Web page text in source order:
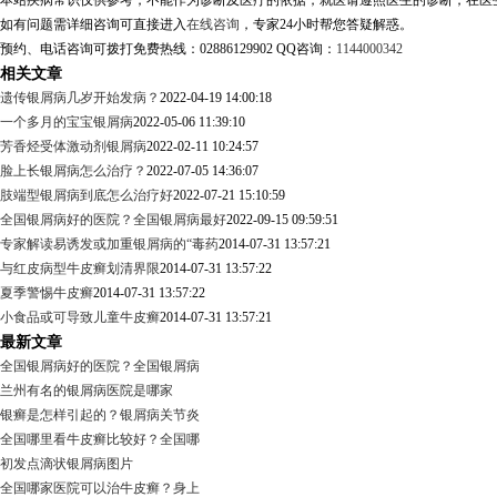
如有问题需详细咨询可直接进入在线咨询 ，专家24小时帮您答疑解惑。
预约、电话咨询可拨打免费热线：02886129902 QQ咨询： 1144000342
相关文章
遗传银屑病几岁开始发病？ 2022-04-19 14:00:18
一个多月的宝宝银屑病2022-05-06 11:39:10
芳香烃受体激动剂银屑病2022-02-11 10:24:57
脸上长银屑病怎么治疗？ 2022-07-05 14:36:07
肢端型银屑病到底怎么治疗好2022-07-21 15:10:59
全国银屑病好的医院？全国银屑病最好2022-09-15 09:59:51
专家解读易诱发或加重银屑病的“毒药2014-07-31 13:57:21
与红皮病型牛皮癣划清界限2014-07-31 13:57:22
夏季警惕牛皮癣2014-07-31 13:57:22
小食品或可导致儿童牛皮癣2014-07-31 13:57:21
最新文章
全国银屑病好的医院？全国银屑病
兰州有名的银屑病医院是哪家
银癣是怎样引起的？银屑病关节炎
全国哪里看牛皮癣比较好？全国哪
初发点滴状银屑病图片
全国哪家医院可以治牛皮癣？身上